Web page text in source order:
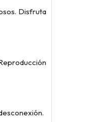
Disfruta